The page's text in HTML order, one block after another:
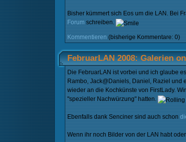
Bisher kümmert sich Eos um die LAN. Bei
Forum schreiben.
Kommentieren (bisherige Kommentare: 0)
FebruarLAN 2008: Galerien
Die FebruarLAN ist vorbei und ich glaube
Rambo, Jack@Daniels, Daniel, Raziel
wieder an die Kochkünste von FirstLady.
"spezieller Nachwürzung" hatten.
Ebenfalls dank Senciner sind auch schon
Wenn ihr noch Bilder von der LAN habt